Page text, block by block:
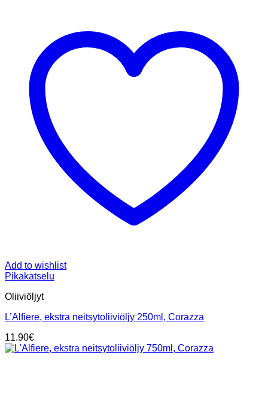
Add to wishlist
Pikakatselu
Oliiviöljyt
L’Alfiere, ekstra neitsytoliiviöljy 250ml, Corazza
11.90€